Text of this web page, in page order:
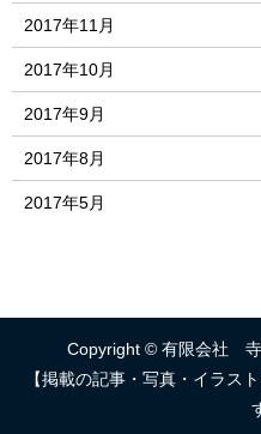
2017年11月
2017年10月
2017年9月
2017年8月
2017年5月
Copyright © 有限会社 寺
【掲載の記事・写真・イラス